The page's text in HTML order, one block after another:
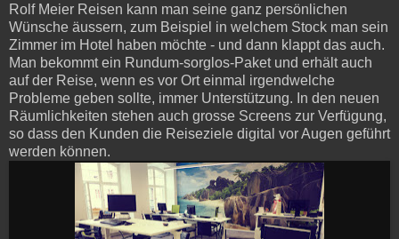
Rolf Meier Reisen kann man seine ganz persönlichen
Wünsche äussern, zum Beispiel in welchem Stock man sein
Zimmer im Hotel haben möchte - und dann klappt das auch.
Man bekommt ein Rund­um-sorg­los-Pa­ket und erhält auch
auf der Reise, wenn es vor Ort einmal irgendwelche
Probleme geben sollte, immer Unterstützung. In den neuen
Räumlichkeiten stehen auch grosse Screens zur Verfügung,
so dass den Kunden die Reiseziele digital vor Augen geführt
werden können.